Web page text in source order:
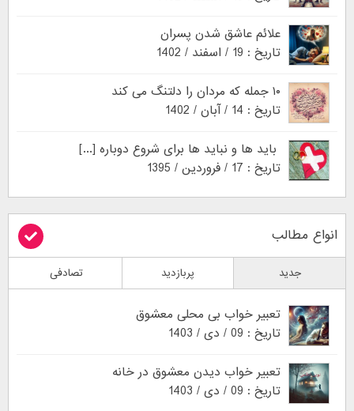
علائم عاشق شدن پسران
تاریخ : 19 / اسفند / 1402
۱۰ جمله که مردان را دلتنگ می کند
تاریخ : 14 / آبان / 1402
باید ها و نباید ها برای شروع دوباره [...]
تاریخ : 17 / فروردین / 1395
انواع مطالب
جدید پربازدید تصادفی
تعبیر خواب بی محلی معشوق
تاریخ : 09 / دی / 1403
تعبیر خواب دیدن معشوق در خانه
تاریخ : 09 / دی / 1403